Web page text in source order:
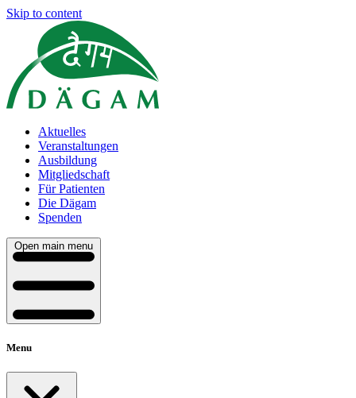
Skip to content
Aktuelles
Veranstaltungen
Ausbildung
Mitgliedschaft
Für Patienten
Die Dägam
Spenden
Open main menu
Menu